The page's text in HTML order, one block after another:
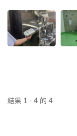
結果 1 - 4 的 4